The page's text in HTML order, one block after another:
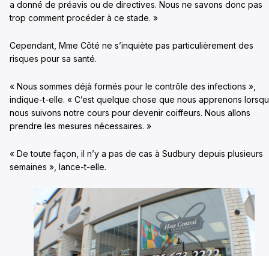
a donné de préavis ou de directives. Nous ne savons donc pas
trop comment procéder à ce stade. »
Cependant, Mme Côté ne s’inquiète pas particulièrement des
risques pour sa santé.
« Nous sommes déjà formés pour le contrôle des infections »,
indique-t-elle. « C’est quelque chose que nous apprenons
nous suivons notre cours pour devenir coiffeurs. Nous allons
prendre les mesures nécessaires. »
« De toute façon, il n’y a pas de cas à Sudbury depuis plusieurs
semaines », lance-t-elle.